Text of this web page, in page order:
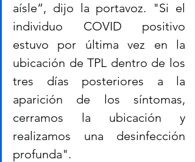
aísle”, dijo la portavoz. "Si el
individuo COVID positivo
estuvo por última vez en la
ubicación de TPL dentro de los
tres días posteriores a la
aparición de los síntomas,
cerramos la ubicación y
realizamos una desinfección
profunda".